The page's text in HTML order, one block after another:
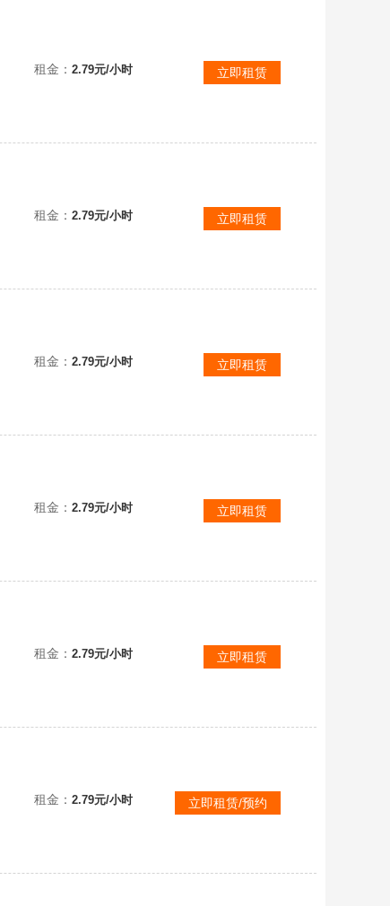
《生灵重塑》预购终极版！全DLC！包含季票！本标题账号已互加好友！可直接联机！小小梦魇团队全新创作！
租金： 2.79元/小时 立即租赁
加好友
租金： 2.79元/小时 立即租赁
加好友
租金： 2.79元/小时 立即租赁
《生灵重塑》预购终极版！全DLC！包含季票！本标题账号已互加好友！可直接联机！小小梦魇团队全新创作！
租金： 2.79元/小时 立即租赁
加好友
租金： 2.79元/小时 立即租赁
生灵重塑豪华版✅《REANIMAL》多人合作恐怖新作✅认清标题看描述✅已互加好友✅可直接联机！
租金： 2.79元/小时 立即租赁/预约